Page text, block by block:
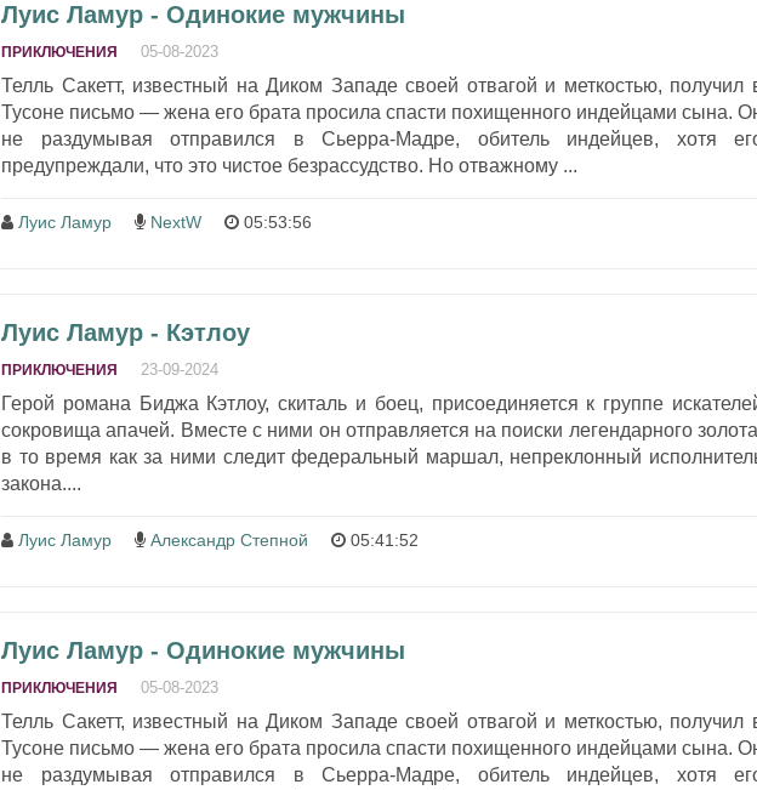
Луис Ламур - Одинокие мужчины
ПРИКЛЮЧЕНИЯ 05-08-2023
Телль Сакетт, известный на Диком Западе своей отвагой и меткостью, получил
Тусоне письмо — жена его брата просила спасти похищенного индейцами сына.
не раздумывая отправился в Сьерра-Мадре, обитель индейцев, хотя
предупреждали, что это чистое безрассудство. Но отважному ...
Луис Ламур NextW 05:53:56
Луис Ламур - Кэтлоу
ПРИКЛЮЧЕНИЯ 23-09-2024
Герой романа Биджа Кэтлоу, скиталь и боец, присоединяется к группе
сокровища апачей. Вместе с ними он отправляется на поиски легендарного
в то время как за ними следит федеральный маршал, непреклонный
закона....
Луис Ламур Александр Степной 05:41:52
Луис Ламур - Одинокие мужчины
ПРИКЛЮЧЕНИЯ 05-08-2023
Телль Сакетт, известный на Диком Западе своей отвагой и меткостью, получил
Тусоне письмо — жена его брата просила спасти похищенного индейцами сына.
не раздумывая отправился в Сьерра-Мадре, обитель индейцев, хотя